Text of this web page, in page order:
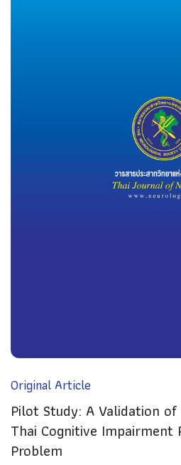
Original Article
Pilot Study: A Validation
Thai Cognitive Impairment
Problem